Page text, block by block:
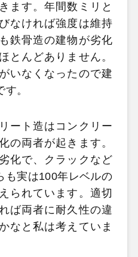
ます。年間数ミリと
なければ強度は維持
鉄骨造の建物が劣化
とんどありません。
いなくなったので建
。
ート造はコンクリー
の両者が起きます。
化で、クラックなど
も実は100年レベルの
られています。適切
ば両者に耐久性の違
なと私は考えていま